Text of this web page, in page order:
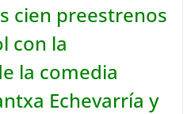
cien preestrenos
con la
la comedia
Echevarría y